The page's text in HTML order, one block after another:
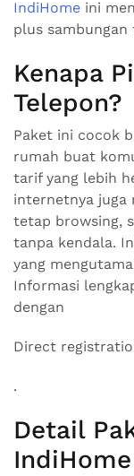
IndiHome ini
plus
Kenapa
Telepon?
Paket ini cocok
rumah buat
tarif yang lebih
internetnya juga
tetap browsing,
tanpa kendala.
yang
Informasi
dengan
Direct
.
Detail
IndiHome